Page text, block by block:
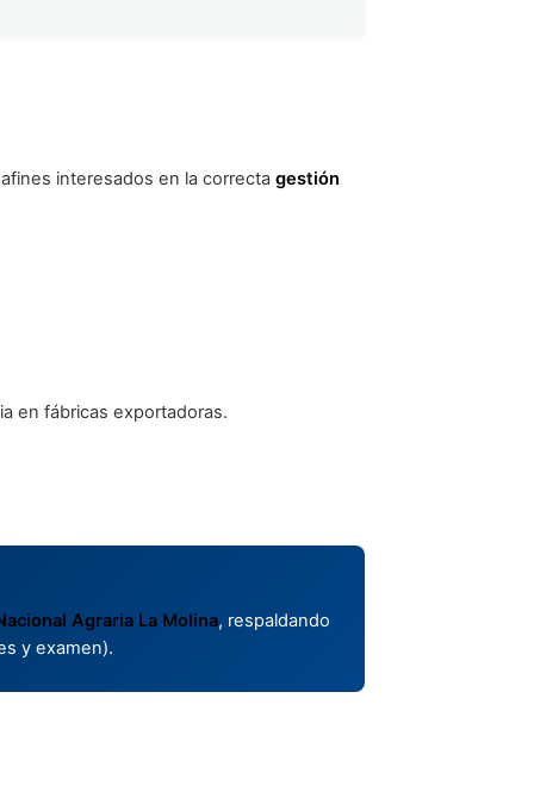
interesados en la correctagestión
en fábricas exportadoras.
Agraria La Molina, respaldando
y examen).